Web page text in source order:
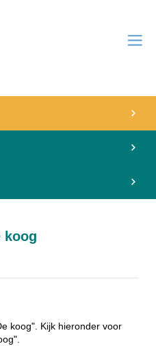
koog
koog". Kijk hieronder voor